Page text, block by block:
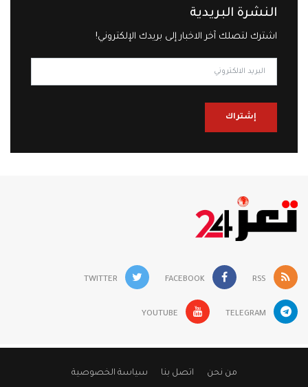
النشرة البريدية
اشترك لتصلك آخر الاخبار إلى بريدك الإلكتروني!
إشتراك
RSS
FACEBOOK
TWITTER
TELEGRAM
YOUTUBE
من نحن اتصل بنا سياسة الخصوصية